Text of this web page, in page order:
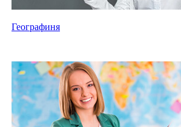
Географиня